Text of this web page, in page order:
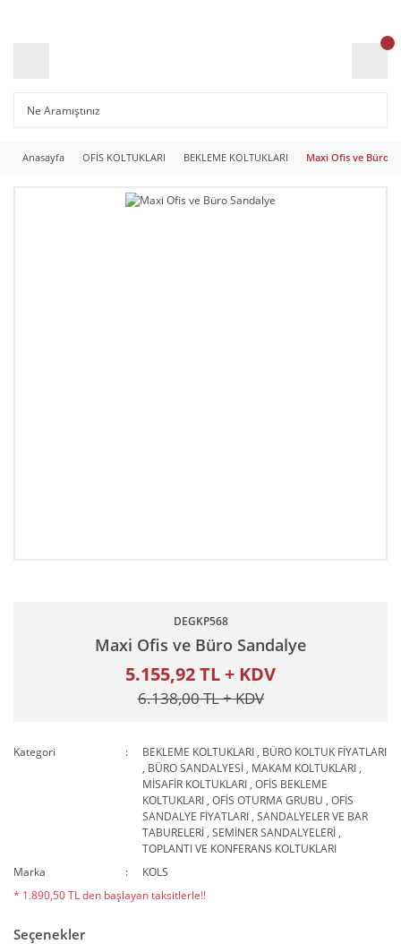
Anasayfa OFİS KOLTUKLARI BEKLEME KOLTUKLARI Maxi Ofis ve Büro
DEGKP568
Maxi Ofis ve Büro Sandalye
5.155,92 TL + KDV
6.138,00 TL + KDV
Kategori BEKLEME KOLTUKLARI , BÜRO KOLTUK FİYATLARI
, BÜRO SANDALYESİ , MAKAM KOLTUKLARI ,
MİSAFİR KOLTUKLARI ,OFİS BEKLEME
KOLTUKLARI ,OFİS OTURMA GRUBU ,OFİS
SANDALYE FİYATLARI ,SANDALYELER VE BAR
TABURELERİ ,SEMİNER SANDALYELERİ ,
TOPLANTI VE KONFERANS KOLTUKLARI
Marka
KOLS
* 1.890,50 TL den başlayan taksitlerle!!
Seçenekler